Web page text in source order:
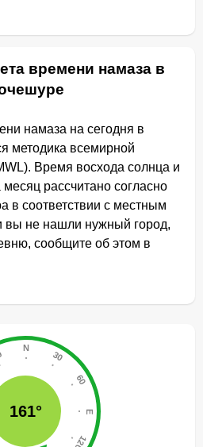
времени намаза в
намаза на сегодня в
методика всемирной
Время восхода солнца и
рассчитано согласно
в соответствии с местным
вы не нашли нужный город,
сообщите об этом в
161°